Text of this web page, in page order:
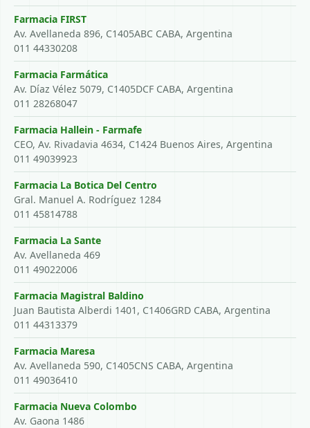
Farmacia FIRST
Av. Avellaneda 896, C1405ABC CABA, Argentina
011 44330208
Farmacia Farmática
Av. Díaz Vélez 5079, C1405DCF CABA, Argentina
011 28268047
Farmacia Hallein - Farmafe
CEO, Av. Rivadavia 4634, C1424 Buenos Aires, Argentina
011 49039923
Farmacia La Botica Del Centro
Gral. Manuel A. Rodríguez 1284
011 45814788
Farmacia La Sante
Av. Avellaneda 469
011 49022006
Farmacia Magistral Baldino
Juan Bautista Alberdi 1401, C1406GRD CABA, Argentina
011 44313379
Farmacia Maresa
Av. Avellaneda 590, C1405CNS CABA, Argentina
011 49036410
Farmacia Nueva Colombo
Av. Gaona 1486